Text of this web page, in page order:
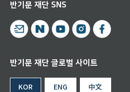
반기문 재단 SNS
반기문 재단 글로벌 사이트
KOR ENG 中文